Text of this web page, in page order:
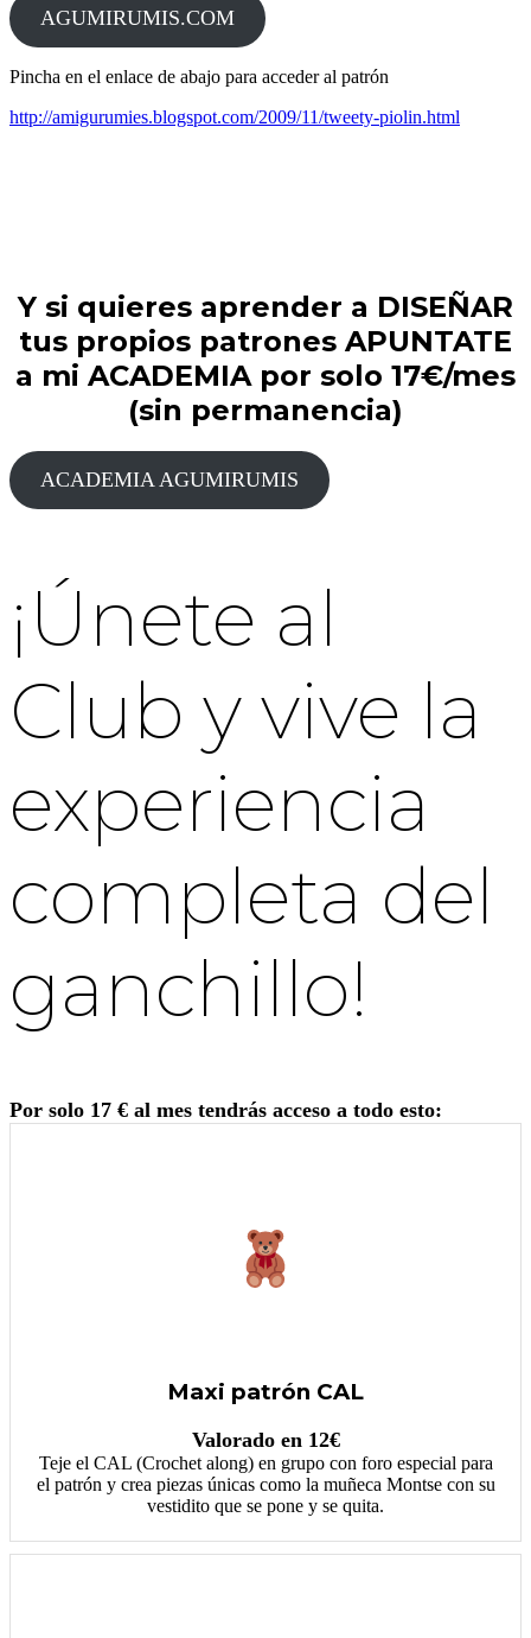
AGUMIRUMIS.COM
Pincha en el enlace de abajo para acceder al patrón
http://amigurumies.blogspot.com/2009/11/tweety-piolin.html
Y si quieres aprender a DISEÑAR
tus propios patrones APUNTATE
a mi ACADEMIA por solo 17€/mes
(sin permanencia)
ACADEMIA AGUMIRUMIS
¡Únete al
Club y vive la
experiencia
completa del
ganchillo!
Por solo 17 € al mes tendrás acceso a todo esto:
Maxi patrón CAL
Valorado en 12€
Teje el CAL (Crochet along) en grupo con foro especial para
el patrón y crea piezas únicas como la muñeca Montse con su
vestidito que se pone y se quita.